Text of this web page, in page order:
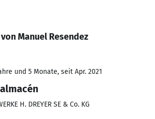
Manuel Resendez
und 5 Monate, seit Apr. 2021
H. DREYER SE & Co. KG